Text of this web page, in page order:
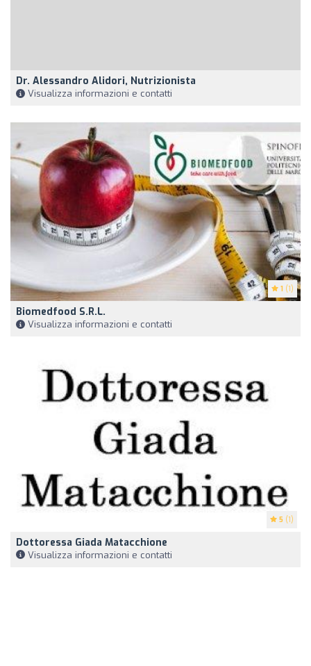
Dr. Alessandro Alidori, Nutrizionista
Visualizza informazioni e contatti
1 (1)
Biomedfood S.r.l.
Visualizza informazioni e contatti
5 (1)
Dottoressa Giada Matacchione
Visualizza informazioni e contatti